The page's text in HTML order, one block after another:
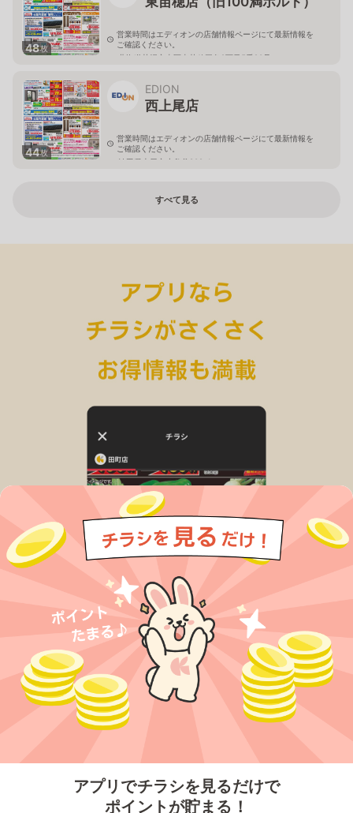
アプリでチラシを見るだけで
ポイントが貯まる！
48枚
営業時間はエディオンの店舗情報ページにて最新情報を
ご確認ください。
北海道札幌市東区東苗穂三条2丁目5番20号
44枚
EDION
西上尾店
営業時間はエディオンの店舗情報ページにて最新情報を
ご確認ください。
埼玉県上尾市小敷谷809-1
すべて見る